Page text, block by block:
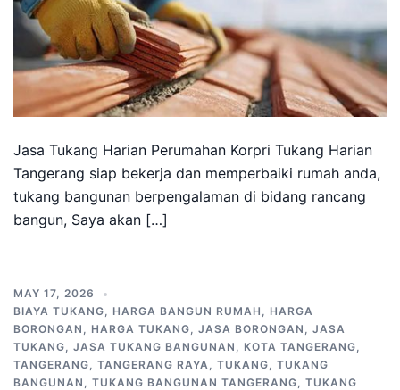
Jasa Tukang Harian Perumahan Korpri Tukang Harian
Tangerang siap bekerja dan memperbaiki rumah anda,
tukang bangunan berpengalaman di bidang rancang
bangun, Saya akan […]
MAY 17, 2026
BIAYA TUKANG, HARGA BANGUN RUMAH , HARGA
BORONGAN , HARGA TUKANG, JASA BORONGAN , JASA
TUKANG, JASA TUKANG BANGUNAN , KOTA TANGERANG,
TANGERANG, TANGERANG RAYA, TUKANG, TUKANG
BANGUNAN , TUKANG BANGUNAN TANGERANG, TUKANG